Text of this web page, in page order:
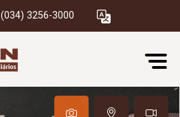
(034) 3256-3000